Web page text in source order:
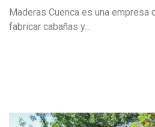
Maderas Cuenca es una empresa
fabricar cabañas y…